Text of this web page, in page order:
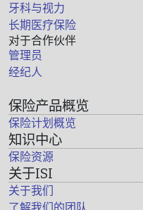
牙科与视力
长期医疗保险
对于合作伙伴
管理员
经纪人
保险产品概览
保险计划概览
知识中心
保险资源
关于ISI
关于我们